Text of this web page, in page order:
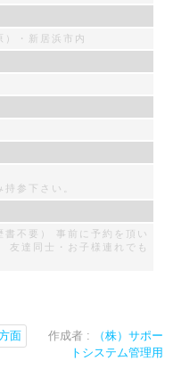
）・新居浜市内
参下さい。
書不要） 事前に予約を頂い
友達同士・お子様連れでも
面 作成者 :
（株）サポー
トシステム管理用